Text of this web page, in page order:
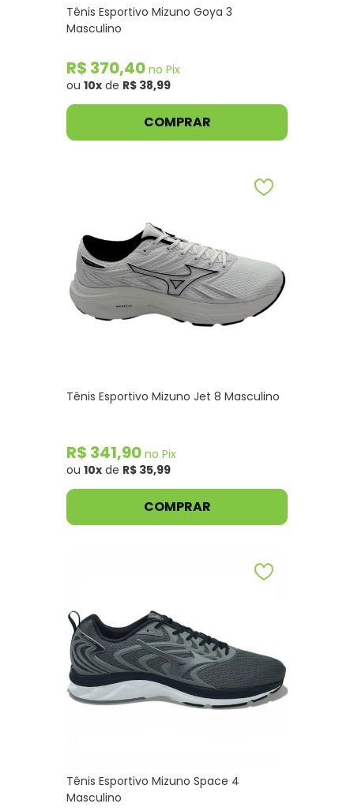
Tênis Esportivo Mizuno Goya 3
Masculino
R$ 370,40 no Pix
ou 10x de R$ 38,99
COMPRAR
Tênis Esportivo Mizuno Jet 8 Masculino
R$ 341,90 no Pix
ou 10x de R$ 35,99
COMPRAR
Tênis Esportivo Mizuno Space 4
Masculino